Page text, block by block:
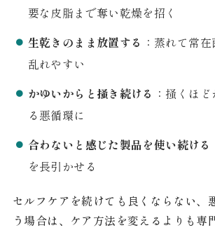
要な皮脂まで奪い乾燥を招く
生乾きのまま放置する ：蒸れて常
乱れやすい
かゆいからと掻き続ける ：掻くほ
る悪循環に
合わないと感じた製品を使い続ける
を長引かせる
セルフケアを続けても良くならない、
う場合は、ケア方法を変えるよりも専